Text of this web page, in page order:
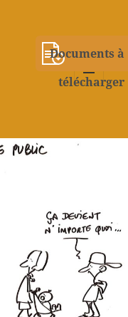
MENU
Documents à
télécharger